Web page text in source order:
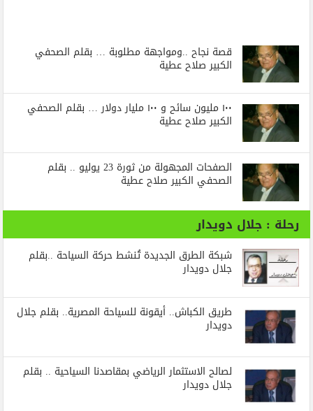
قصة نجاح ..ومواجهة مطلوبة … بقلم الصحفي
الكبير صلاح عطية
١٠٠ مليون سائح و ١٠٠ مليار دولار … بقلم الصحفي
الكبير صلاح عطية
الصفحات المجهولة من ثورة 23 يوليو .. بقلم
الصحفي الكبير صلاح عطية
رحلة : جلال دويدار
شبكة الطرق الجديدة تُنشط حركة السياحة ..بقلم
جلال دويدار
طريق الكباش.. أيقونة للسياحة المصرية.. بقلم جلال
دويدار
لصالح الاستثمار الرياضي بمقاصدنا السياحية .. بقلم
جلال دويدار